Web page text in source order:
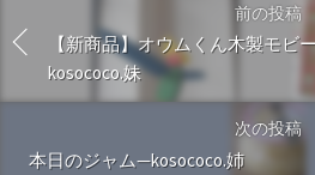
前の投稿
【新商品】オウムくん木製モビ
kosococo.妹
次の投稿
本日のジャム—kosococo.姉